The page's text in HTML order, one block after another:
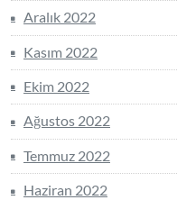
Aralık 2022
Kasım 2022
Ekim 2022
Ağustos 2022
Temmuz 2022
Haziran 2022